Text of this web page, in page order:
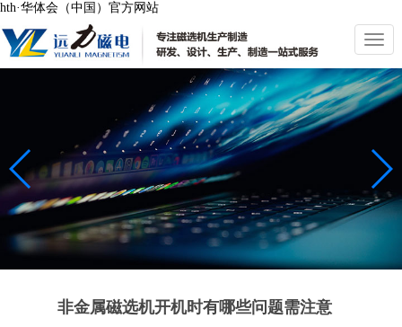
hth·华体会（中国）官方网站
切
换
导
航
非金属磁选机开机时有哪些问题需注意